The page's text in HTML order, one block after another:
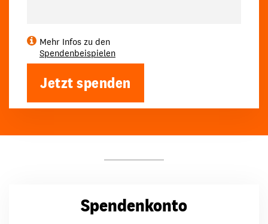
Mehr Infos zu den
Spendenbeispielen
Jetzt spenden
Spendenkonto